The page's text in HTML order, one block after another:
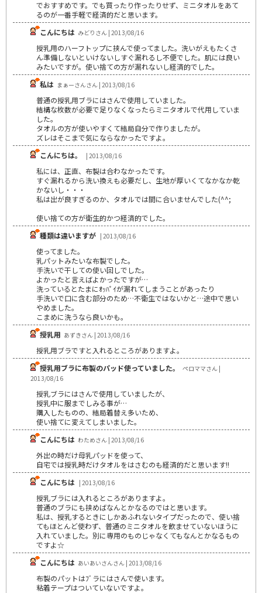
でおすすめです。でも買ったり作ったりせず、ミニタオルをあて
るのが一番手軽で経済的だと思います。
こんにちは みどりさん | 2013/08/16
授乳用のハーフトップに挟んで使ってました。洗いがえもたくさ
ん準備しないといけないしすぐ漏れるし不便でした。肌には良い
みたいですが。使い捨ての方が漏れないし経済的でした。
私は まぁーさんさん | 2013/08/16
普通の授乳用ブラにはさんで使用していました。
結構な枚数が必要で足りなくなったらミニタオルで代用していま
した。
タオルの方が使いやすくて結局自分で作りましたが。
ズレはそこまで気にならなかったですよ。
こんにちは。
| 2013/08/16
私には、正直、布製は合わなかったです。
すぐ漏れるから洗い換えも必要だし、生地が厚いくてなかなか乾
かないし・・・
私は出が良すぎるのか、タオルでは間に合いませんでした(^^;
使い捨ての方が衛生的かつ経済的でした。
種類は違いますが | 2013/08/16
使ってました。
乳パットみたいな布製でした。
手洗いで干しての使い回しでした。
よかったと言えばよかったですが…
洗っているとたまにｵｯﾊﾟｲが漏れてしまうことがあったり
手洗いで口に含む部分のため…不衛生ではないかと…途中で思い
やめました。
こまめに洗うなら良いかも。
授乳用 あずきさん | 2013/08/16
授乳用ブラですと入れるところがありますよ。
授乳用ブラに布製のパッド使っていました。
ペロママさん |
2013/08/16
授乳ブラにはさんで使用していましたが、
授乳中に服までしみる事が…
購入したものの、結局着替え多いため、
使い捨てに変えてしまいました。
こんにちは わためさん | 2013/08/16
外出の時だけ母乳パッドを使って、
自宅では授乳時だけタオルをはさむのも経済的だと思います!!
こんにちは | 2013/08/16
授乳ブラには入れるところがありますよ。
普通のブラにも挟めばなんとかなるのではと思います。
私は、授乳するときにしかあふれないタイプだったので、使い捨
てもほとんど使わず、普通のミニタオルを飲ませていないほうに
入れていました。別に専用のものじゃなくてもなんとかなるもの
ですよ☆
こんにちは あいあいさんさん | 2013/08/16
布製のパットはﾌﾞラにはさんで使います。
粘着テープはついていないですよ。